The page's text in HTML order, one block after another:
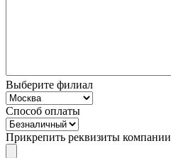
Выберите филиал
Способ оплаты
Прикрепить реквизиты компании